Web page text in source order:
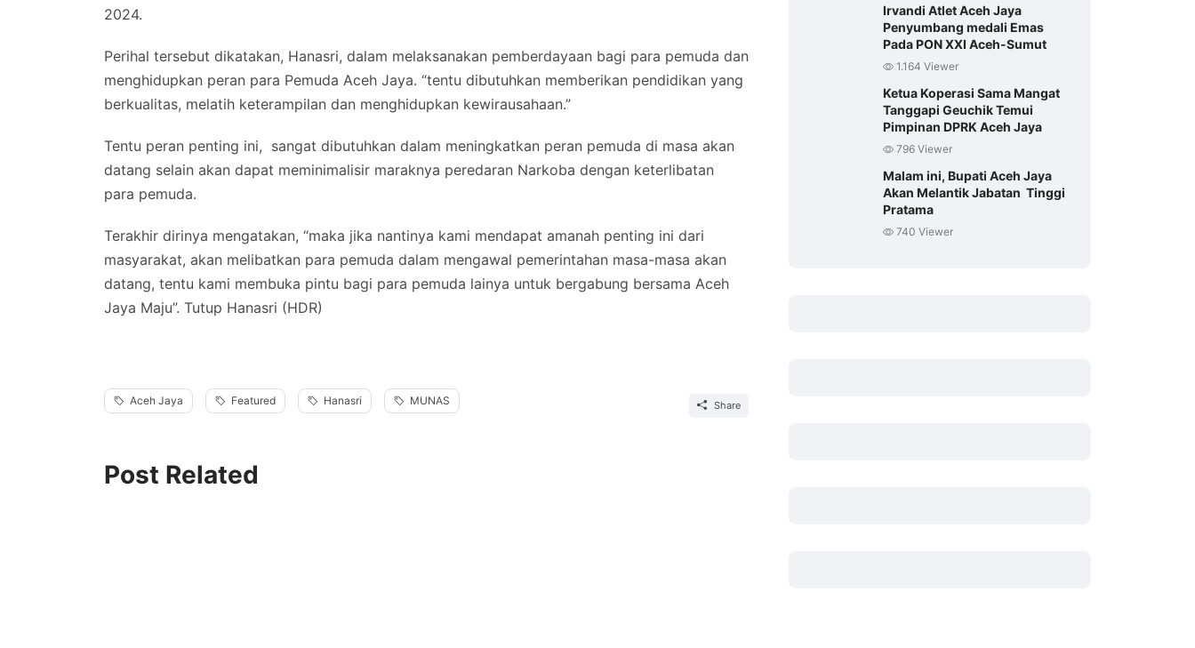
2024.
Perihal tersebut dikatakan, Hanasri, dalam melaksanakan pemberdayaan bagi para pemuda dan
menghidupkan peran para Pemuda Aceh Jaya. “tentu dibutuhkan memberikan pendidikan yang
berkualitas, melatih keterampilan dan menghidupkan kewirausahaan.”
Tentu peran penting ini, sangat dibutuhkan dalam meningkatkan peran pemuda di masa akan
datang selain akan dapat meminimalisir maraknya peredaran Narkoba dengan keterlibatan
para pemuda.
Terakhir dirinya mengatakan, “maka jika nantinya kami mendapat amanah penting ini dari
masyarakat, akan melibatkan para pemuda dalam mengawal pemerintahan masa-masa akan
datang, tentu kami membuka pintu bagi para pemuda lainya untuk bergabung bersama Aceh
Jaya Maju”. Tutup Hanasri (HDR)
Aceh Jaya Featured Hanasri MUNAS Share
Post Related
Irvandi Atlet Aceh Jaya
Penyumbang medali Emas
Pada PON XXI Aceh-Sumut
1.164 Viewer
Ketua Koperasi Sama Mangat
Tanggapi Geuchik Temui
Pimpinan DPRK Aceh Jaya
796 Viewer
Malam ini, Bupati Aceh Jaya
Akan Melantik Jabatan Tinggi
Pratama
740 Viewer